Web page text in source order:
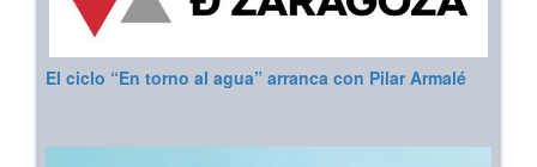
El ciclo “En torno al agua” arranca con Pilar Armalé